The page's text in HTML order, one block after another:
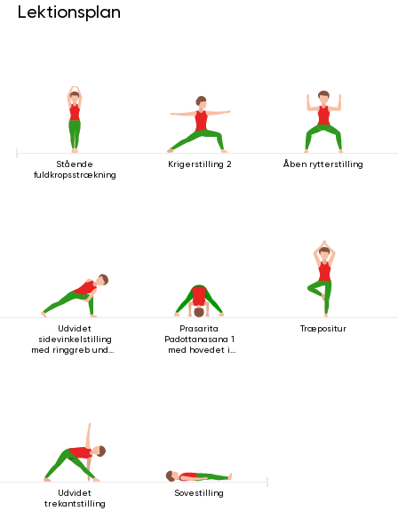
Lektionsplan
Stående
fuldkropsstrækning
Krigerstilling 2 Åben rytterstilling
Udvidet
sidevinkelstilling
med ringgreb under
Prasarita
Padottanasana 1
med hovedet i
Træpositur
Udvidet
trekantstilling
Sovestilling